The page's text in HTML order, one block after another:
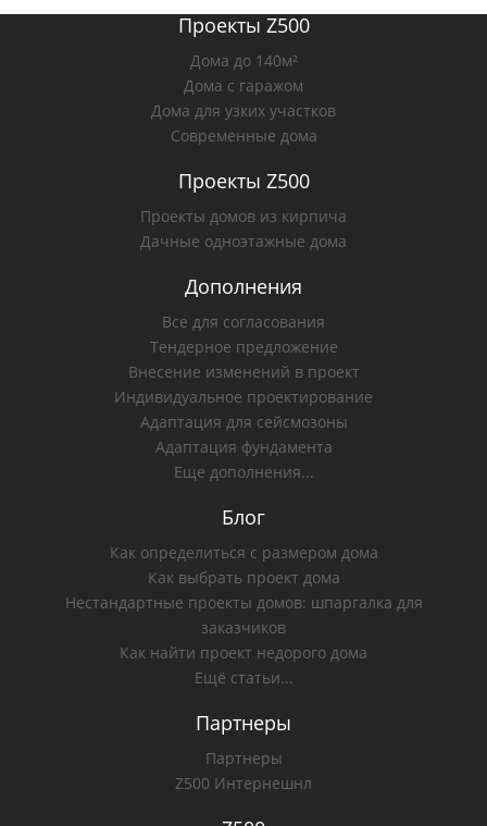
Проекты Z500
Дома до 140м²
Дома с гаражом
Дома для узких участков
Современные дома
Проекты Z500
Проекты домов из кирпича
Дачные одноэтажные дома
Дополнения
Все для согласования
Тендерное предложение
Внесение изменений в проект
Индивидуальное проектирование
Адаптация для сейсмозоны
Адаптация фундамента
Еще дополнения...
Блог
Как определиться с размером дома
Как выбрать проект дома
Нестандартные проекты домов: шпаргалка для
заказчиков
Как найти проект недорого дома
Ещё статьи...
Партнеры
Партнеры
Z500 Интернешнл